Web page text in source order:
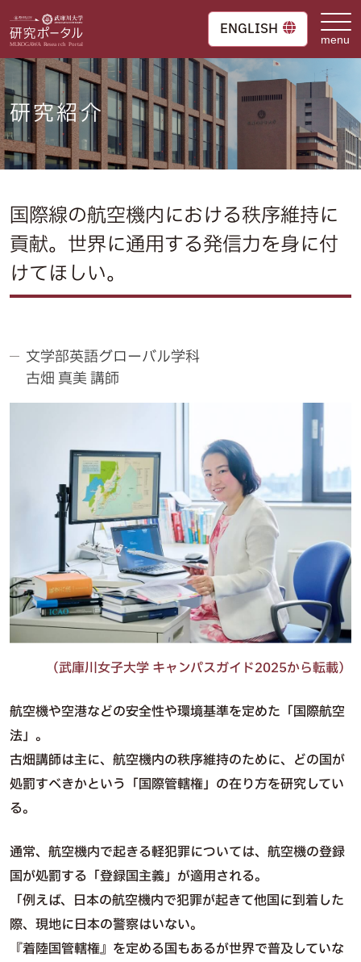
to
content
ENGLISH
研究紹介
国際線の航空機内における秩序維持に
貢献。世界に通用する発信力を身に付
けてほしい。
文学部英語グローバル学科
古畑 真美 講師
（武庫川女子大学 キャンパスガイド2025から転載）
航空機や空港などの安全性や環境基準を定めた「国際航空
法」。
古畑講師は主に、航空機内の秩序維持のために、どの国が
処罰すべきかという「国際管轄権」の在り方を研究してい
る。
通常、航空機内で起きる軽犯罪については、航空機の登録
国が処罰する「登録国主義」が適用される。
「例えば、日本の航空機内で犯罪が起きて他国に到着した
際、現地に日本の警察はいない。
『着陸国管轄権』を定める国もあるが世界で普及していな